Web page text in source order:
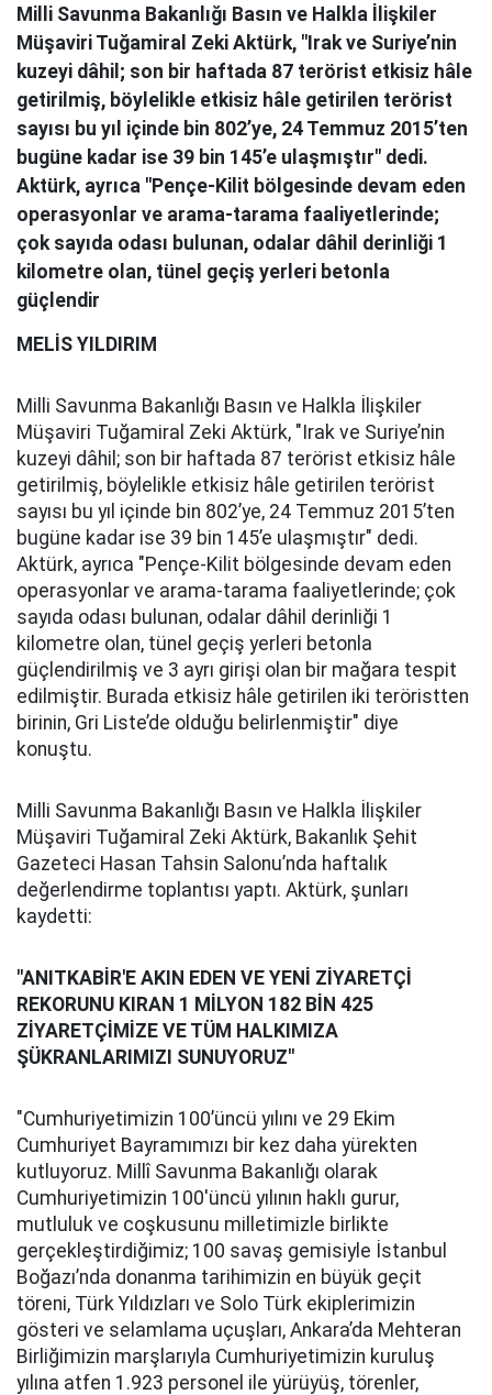
Milli Savunma Bakanlığı Basın ve Halkla İlişkiler
Müşaviri Tuğamiral Zeki Aktürk, "Irak ve Suriye’nin
kuzeyi dâhil; son bir haftada 87 terörist etkisiz hâle
getirilmiş, böylelikle etkisiz hâle getirilen terörist
sayısı bu yıl içinde bin 802’ye, 24 Temmuz 2015’ten
bugüne kadar ise 39 bin 145’e ulaşmıştır" dedi.
Aktürk, ayrıca "Pençe-Kilit bölgesinde devam eden
operasyonlar ve arama-tarama faaliyetlerinde;
çok sayıda odası bulunan, odalar dâhil derinliği 1
kilometre olan, tünel geçiş yerleri betonla
güçlendir
MELİS YILDIRIM
Milli Savunma Bakanlığı Basın ve Halkla İlişkiler
Müşaviri Tuğamiral Zeki Aktürk, "Irak ve Suriye’nin
kuzeyi dâhil; son bir haftada 87 terörist etkisiz hâle
getirilmiş, böylelikle etkisiz hâle getirilen terörist
sayısı bu yıl içinde bin 802’ye, 24 Temmuz 2015’ten
bugüne kadar ise 39 bin 145’e ulaşmıştır" dedi.
Aktürk, ayrıca "Pençe-Kilit bölgesinde devam eden
operasyonlar ve arama-tarama faaliyetlerinde; çok
sayıda odası bulunan, odalar dâhil derinliği 1
kilometre olan, tünel geçiş yerleri betonla
güçlendirilmiş ve 3 ayrı girişi olan bir mağara tespit
edilmiştir. Burada etkisiz hâle getirilen iki teröristten
birinin, Gri Liste’de olduğu belirlenmiştir" diye
konuştu.
Milli Savunma Bakanlığı Basın ve Halkla İlişkiler
Müşaviri Tuğamiral Zeki Aktürk, Bakanlık Şehit
Gazeteci Hasan Tahsin Salonu’nda haftalık
değerlendirme toplantısı yaptı. Aktürk, şunları
kaydetti:
"ANITKABİR'E AKIN EDEN VE YENİ ZİYARETÇİ
REKORUNU KIRAN 1 MİLYON 182 BİN 425
ZİYARETÇİMİZE VE TÜM HALKIMIZA
ŞÜKRANLARIMIZI SUNUYORUZ"
"Cumhuriyetimizin 100’üncü yılını ve 29 Ekim
Cumhuriyet Bayramımızı bir kez daha yürekten
kutluyoruz. Millî Savunma Bakanlığı olarak
Cumhuriyetimizin 100'üncü yılının haklı gurur,
mutluluk ve coşkusunu milletimizle birlikte
gerçekleştirdiğimiz; 100 savaş gemisiyle İstanbul
Boğazı’nda donanma tarihimizin en büyük geçit
töreni, Türk Yıldızları ve Solo Türk ekiplerimizin
gösteri ve selamlama uçuşları, Ankara’da Mehteran
Birliğimizin marşlarıyla Cumhuriyetimizin kuruluş
yılına atfen 1.923 personel ile yürüyüş, törenler,